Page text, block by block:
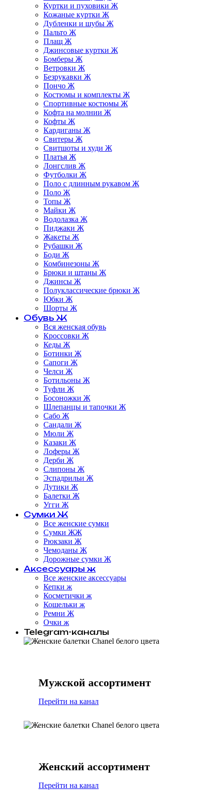
Куртки и пуховики Ж
Кожаные куртки Ж
Дубленки и шубы Ж
Пальто Ж
Плащ Ж
Джинсовые куртки Ж
Бомберы Ж
Ветровки Ж
Безрукавки Ж
Пончо Ж
Костюмы и комплекты Ж
Спортивные костюмы Ж
Кофта на молнии Ж
Кофты Ж
Кардиганы Ж
Свитеры Ж
Свитшоты и худи Ж
Платья Ж
Лонгслив Ж
Футболки Ж
Поло с длинным рукавом Ж
Поло Ж
Топы Ж
Майки Ж
Водолазка Ж
Пиджаки Ж
Жакеты Ж
Рубашки Ж
Боди Ж
Комбинезоны Ж
Брюки и штаны Ж
Джинсы Ж
Полуклассические брюки Ж
Юбки Ж
Шорты Ж
Обувь Ж
Вся женская обувь
Кроссовки Ж
Кеды Ж
Ботинки Ж
Сапоги Ж
Челси Ж
Ботильоны Ж
Туфли Ж
Босоножки Ж
Шлепанцы и тапочки Ж
Сабо Ж
Сандали Ж
Мюли Ж
Казаки Ж
Лоферы Ж
Дерби Ж
Слипоны Ж
Эспадрильи Ж
Дутики Ж
Балетки Ж
Угги Ж
Сумки Ж
Все женские сумки
Сумки ЖЖ
Рюкзаки Ж
Чемоданы Ж
Дорожные сумки Ж
Аксессуары ж
Все женские аксессуары
Кепки ж
Косметички ж
Кошельки ж
Ремни Ж
Очки ж
Telegram-каналы
Мужской ассортимент
Перейти на канал
Женский ассортимент
Перейти на канал